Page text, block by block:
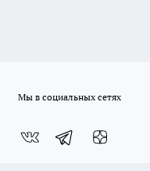
Мы в социальных сетях